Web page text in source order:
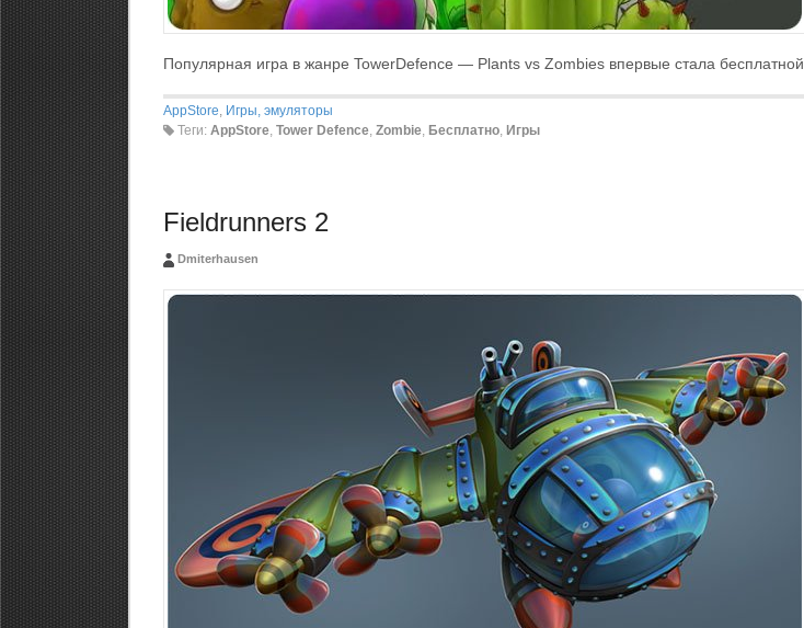
Популярная игра в жанре TowerDefence — Plants vs Zombies впервые стала бесплатной
AppStore, Игры, эмуляторы
Теги: AppStore, Tower Defence, Zombie, Бесплатно, Игры
Fieldrunners 2
Dmiterhausen